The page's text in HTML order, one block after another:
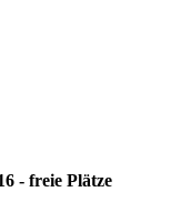
- freie Plätze